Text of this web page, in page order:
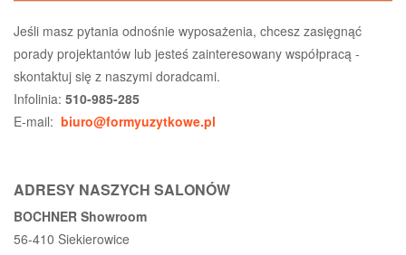
Jeśli masz pytania odnośnie wyposażenia, chcesz zasięgnąć
porady projektantów lub jesteś zainteresowany współpracą -
skontaktuj się z naszymi doradcami.
Infolinia: 510-985-285
E-mail: biuro@formyuzytkowe.pl
ADRESY NASZYCH SALONÓW
BOCHNER Showroom
56-410 Siekierowice